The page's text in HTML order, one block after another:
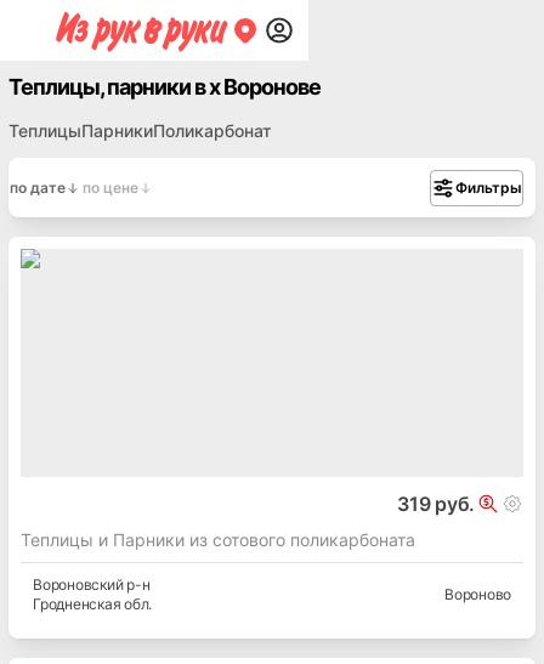
Теплицы, парники в х Воронове
ТеплицыПарникиПоликарбонат
по дате по цене Фильтры
319 руб.
Теплицы и Парники из сотового поликарбоната
Вороновскийр-н
Гродненская обл.
Вороново